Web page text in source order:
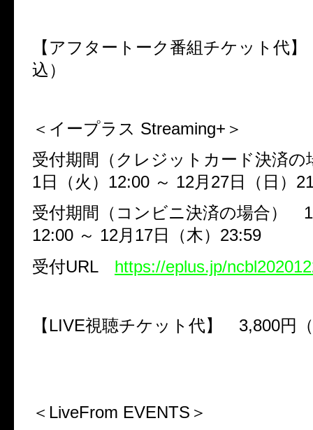
【アフタートーク番組チケット代
込）
＜イープラス Streaming+ ＞
受付期間（クレジットカード決済
1日（火） 12:00 ～ 12月 27日（日）
受付期間（コンビニ決済の場合）
12:00 ～ 12月 17日（木） 23:59
受付URL https://eplus.jp/
【 LIVE視聴チケット代】 3,800円
＜ LiveFrom EVENTS ＞